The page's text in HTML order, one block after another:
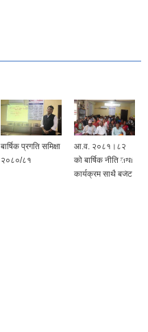
बार्षिक प्रगति समिक्षा
२०८०/८१
आ.व. २०८१।८२
को बार्षिक नीति तथा
कार्यक्रम साथै बजेट